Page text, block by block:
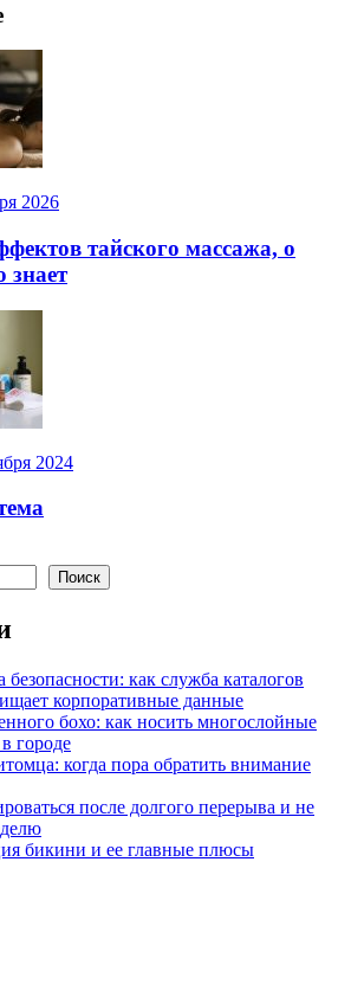
2026
тайского массажа, о
знает
2024
Поиск
как служба каталогов
корпоративные данные
бохо: как носить многослойные
городе
когда пора обратить внимание
после долгого перерыва и не
бикини и ее главные плюсы